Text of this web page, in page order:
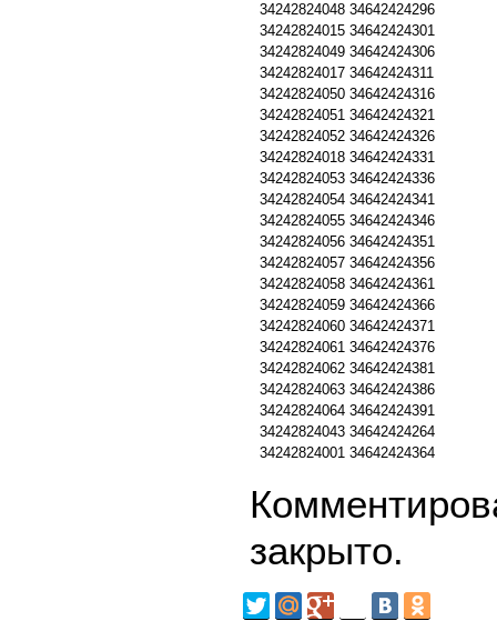
34242824048 34642424296
34242824015 34642424301
34242824049 34642424306
34242824017 34642424311
34242824050 34642424316
34242824051 34642424321
34242824052 34642424326
34242824018 34642424331
34242824053 34642424336
34242824054 34642424341
34242824055 34642424346
34242824056 34642424351
34242824057 34642424356
34242824058 34642424361
34242824059 34642424366
34242824060 34642424371
34242824061 34642424376
34242824062 34642424381
34242824063 34642424386
34242824064 34642424391
34242824043 34642424264
34242824001 34642424364
закрыто.